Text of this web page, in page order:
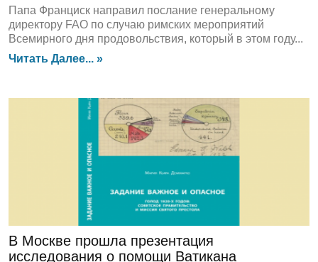
Папа Франциск направил послание генеральному
директору FAO по случаю римских мероприятий
Всемирного дня продовольствия, который в этом году...
Читать Далее... »
ЛЕНТА НОВОСТЕЙ
В Москве прошла презентация
исследования о помощи Ватикана